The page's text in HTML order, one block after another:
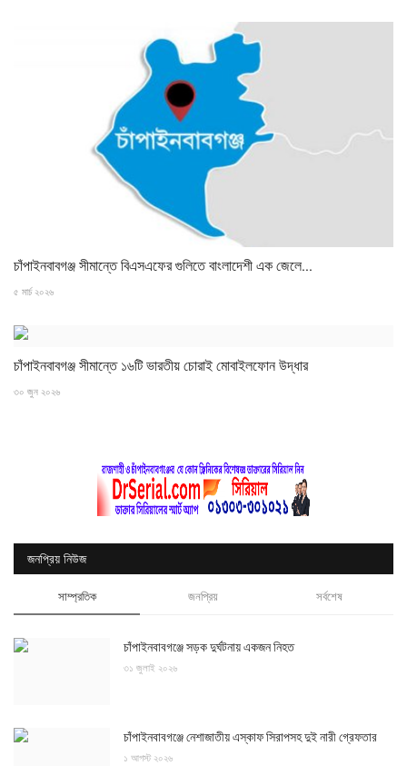
চাঁপাইনবাবগঞ্জ সীমান্তে বিএসএফের গুলিতে বাংলাদেশী এক জেলে...
৫ মার্চ ২০২৬
চাঁপাইনবাবগঞ্জ সীমান্তে ১৬টি ভারতীয় চোরাই মোবাইলফোন উদ্ধার
৩০ জুন ২০২৬
জনপ্রিয় নিউজ
সাম্প্রতিক জনপ্রিয় সর্বশেষ
চাঁপাইনবাবগঞ্জে সড়ক দুর্ঘটনায় একজন নিহত
৩১ জুলাই ২০২৬
চাঁপাইনবাবগঞ্জে নেশাজাতীয় এস্কাফ সিরাপসহ দুই নারী গ্রেফতার
১ আগস্ট ২০২৬